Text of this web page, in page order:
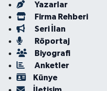
Yazarlar
Firma Rehberi
Seri İlan
Röportaj
Biyografi
Anketler
Künye